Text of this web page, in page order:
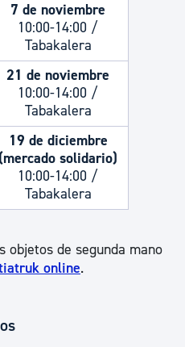
7 de noviembre
10:00-14:00 /
Tabakalera
21 de noviembre
10:00-14:00 /
Tabakalera
19 de diciembre
(mercado solidario)
10:00-14:00 /
Tabakalera
objetos de segunda mano
online.